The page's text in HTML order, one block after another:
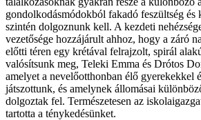
gondolkodásmódokból fakadó feszültség
szintén dolgoznunk kell. A kezdeti
vezetősége hozzájárult ahhoz, hogy a záró
előtti téren egy krétával felrajzolt, spirál
valósítsunk meg, Teleki Emma és Drótos
amelyet a nevelőotthonban élő gyerekekkel
játszottunk, és amelynek állomásai
dolgoztak fel. Természetesen az
tartotta a ténykedésünket.